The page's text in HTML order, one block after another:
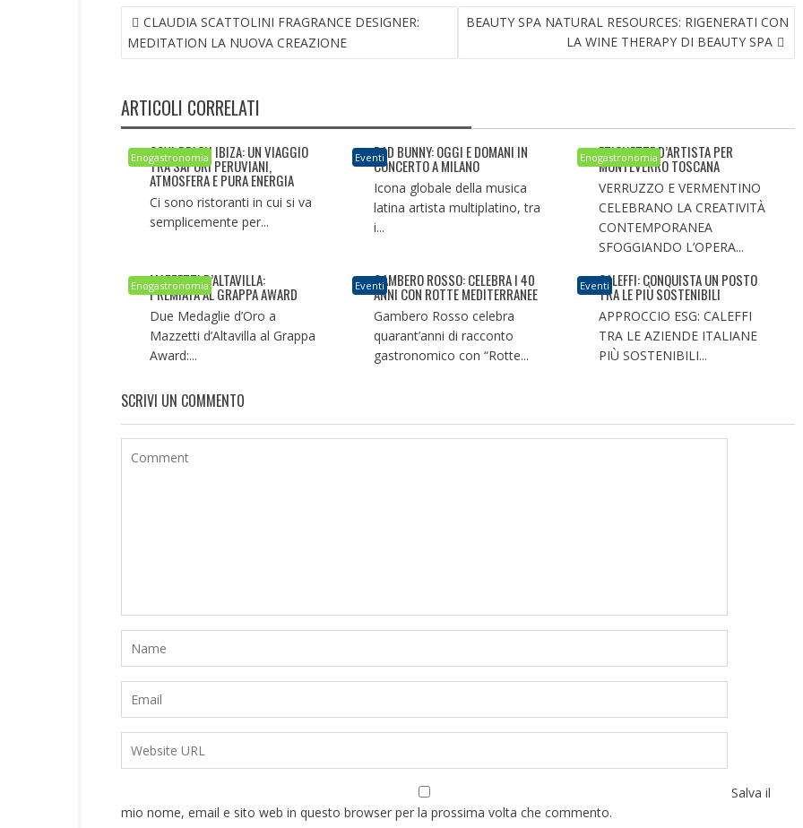
NAVIGAZIONE
ARTICOLI
CLAUDIA SCATTOLINI FRAGRANCE DESIGNER:
MEDITATION LA NUOVA CREAZIONE
BEAUTY SPA NATURAL RESOURCES: RIGENERATI CON
LA WINE THERAPY DI BEAUTY SPA
ARTICOLI CORRELATI
Enogastronomia
COYA BEACH IBIZA: UN VIAGGIO
TRA SAPORI PERUVIANI,
ATMOSFERA E PURA ENERGIA
Ci sono ristoranti in cui si va
semplicemente per...
EventiBAD BUNNY: OGGI E DOMANI IN
CONCERTO A MILANO
Icona globale della musica
latina artista multiplatino, tra
i...
Enogastronomia
ETICHETTE D’ARTISTA PER
MONTEVERRO TOSCANA
VERRUZZO E VERMENTINO
CELEBRANO LA CREATIVITÀ
CONTEMPORANEA
SFOGGIANDO L’OPERA...
Enogastronomia
MAZZETTI D’ALTAVILLA:
PREMIATA AL GRAPPA AWARD
Due Medaglie d’Oro a
Mazzetti d’Altavilla al Grappa
Award:...
EventiGAMBERO ROSSO: CELEBRA I 40
ANNI CON ROTTE MEDITERRANEE
Gambero Rosso celebra
quarant’anni di racconto
gastronomico con “Rotte...
EventiCALEFFI: CONQUISTA UN POSTO
TRA LE PIÙ SOSTENIBILI
APPROCCIO ESG: CALEFFI
TRA LE AZIENDE ITALIANE
PIÙ SOSTENIBILI...
SCRIVI UN COMMENTO
Salva il
mio nome, email e sito web in questo browser per la prossima volta che commento.